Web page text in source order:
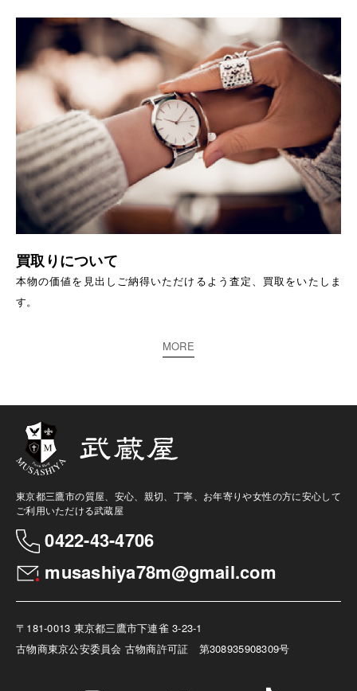
買取りについて
本物の価値を見出しご納得いただけるよう査定、買取をいたしま
す。
MORE
東京都三鷹市の質屋、安心、親切、丁寧、お年寄りや女性の方に安心して
ご利用いただける武蔵屋
0422-43-4706
musashiya78m@gmail.com
〒181-0013 東京都三鷹市下連雀 3-23-1
古物商東京公安委員会 古物商許可証 第308935908309号